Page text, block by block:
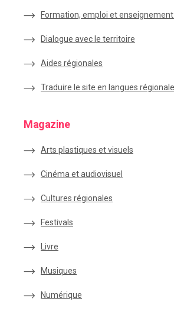
Formation, emploi et
Dialogue avec le territoire
Aides régionales
Traduire le site en langues
Magazine
Arts plastiques et visuels
Cinéma et audiovisuel
Cultures régionales
Festivals
Livre
Musiques
Numérique